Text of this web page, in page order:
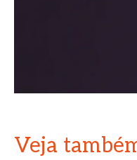
Veja